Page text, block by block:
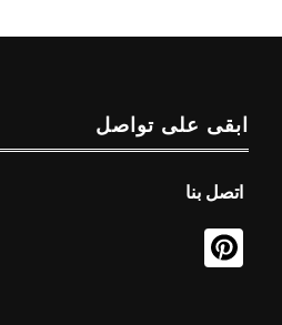
ابقى على تواصل
اتصل بنا